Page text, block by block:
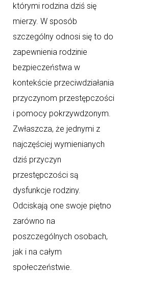
którymi rodzina dziś się
mierzy. W sposób
szczególny odnosi się to do
zapewnienia rodzinie
bezpieczeństwa w
kontekście przeciwdziałania
przyczynom przestępczości
i pomocy pokrzywdzonym.
Zwłaszcza, że jednymi z
najczęściej wymienianych
dziś przyczyn
przestępczości są
dysfunkcje rodziny.
Odciskają one swoje piętno
zarówno na
poszczególnych osobach,
jak i na całym
społeczeństwie.